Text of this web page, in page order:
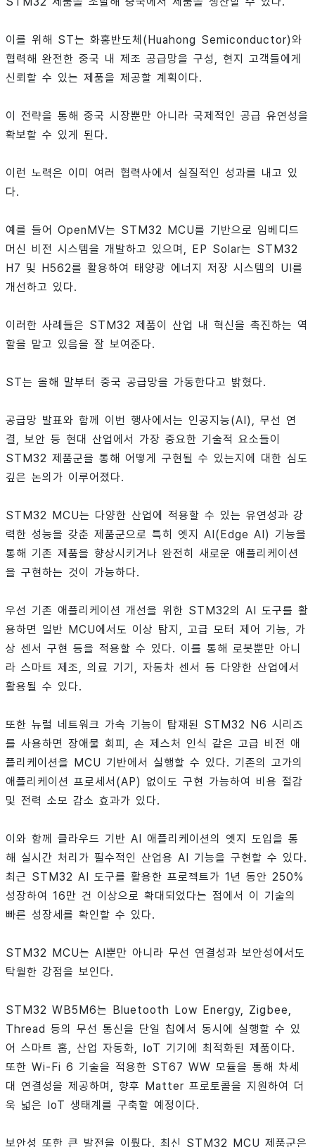
이를 위해 ST는 화홍반도체(Huahong Semiconductor)와
협력해 완전한 중국 내 제조 공급망을 구성, 현지 고객들에게
신뢰할 수 있는 제품을 제공할 계획이다.
이 전략을 통해 중국 시장뿐만 아니라 국제적인 공급 유연성을
확보할 수 있게 된다.
이런 노력은 이미 여러 협력사에서 실질적인 성과를 내고 있
다.
예를 들어 OpenMV는 STM32 MCU를 기반으로 임베디드
머신 비전 시스템을 개발하고 있으며, EP Solar는 STM32
H7 및 H562를 활용하여 태양광 에너지 저장 시스템의 UI를
개선하고 있다.
이러한 사례들은 STM32 제품이 산업 내 혁신을 촉진하는 역
할을 맡고 있음을 잘 보여준다.
ST는 올해 말부터 중국 공급망을 가동한다고 밝혔다.
공급망 발표와 함께 이번 행사에서는 인공지능(AI), 무선 연
결, 보안 등 현대 산업에서 가장 중요한 기술적 요소들이
STM32 제품군을 통해 어떻게 구현될 수 있는지에 대한 심도
깊은 논의가 이루어졌다.
STM32 MCU는 다양한 산업에 적용할 수 있는 유연성과 강
력한 성능을 갖춘 제품군으로 특히 엣지 AI(Edge AI) 기능을
통해 기존 제품을 향상시키거나 완전히 새로운 애플리케이션
을 구현하는 것이 가능하다.
우선 기존 애플리케이션 개선을 위한 STM32의 AI 도구를 활
용하면 일반 MCU에서도 이상 탐지, 고급 모터 제어 기능, 가
상 센서 구현 등을 적용할 수 있다. 이를 통해 로봇뿐만 아니
라 스마트 제조, 의료 기기, 자동차 센서 등 다양한 산업에서
활용될 수 있다.
또한 뉴럴 네트워크 가속 기능이 탑재된 STM32 N6 시리즈
를 사용하면 장애물 회피, 손 제스처 인식 같은 고급 비전 애
플리케이션을 MCU 기반에서 실행할 수 있다. 기존의 고가의
애플리케이션 프로세서(AP) 없이도 구현 가능하여 비용 절감
및 전력 소모 감소 효과가 있다.
이와 함께 클라우드 기반 AI 애플리케이션의 엣지 도입을 통
해 실시간 처리가 필수적인 산업용 AI 기능을 구현할 수 있다.
최근 STM32 AI 도구를 활용한 프로젝트가 1년 동안 250%
성장하여 16만 건 이상으로 확대되었다는 점에서 이 기술의
빠른 성장세를 확인할 수 있다.
STM32 MCU는 AI뿐만 아니라 무선 연결성과 보안성에서도
탁월한 강점을 보인다.
STM32 WB5M6는 Bluetooth Low Energy, Zigbee,
Thread 등의 무선 통신을 단일 칩에서 동시에 실행할 수 있
어 스마트 홈, 산업 자동화, IoT 기기에 최적화된 제품이다.
또한 Wi-Fi 6 기술을 적용한 ST67 WW 모듈을 통해 차세
대 연결성을 제공하며, 향후 Matter 프로토콜을 지원하여 더
욱 넓은 IoT 생태계를 구축할 예정이다.
보안성 또한 큰 발전을 이뤘다. 최신 STM32 MCU 제품군은